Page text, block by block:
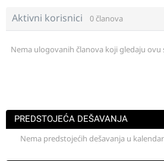
Aktivni korisnici 0 članova
Nema ulogovanih članova koji gledaju ovu
PREDSTOJEĆA DEŠAVANJA
Nema predstojećih dešavanja u